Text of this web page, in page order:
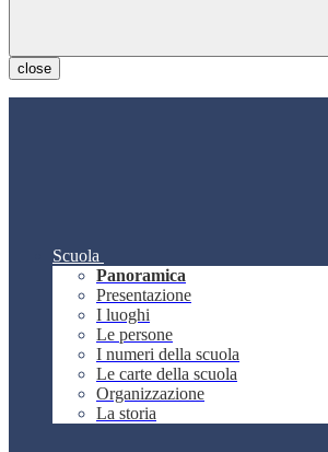
close
Scuola
Panoramica
Presentazione
I luoghi
Le persone
I numeri della scuola
Le carte della scuola
Organizzazione
La storia